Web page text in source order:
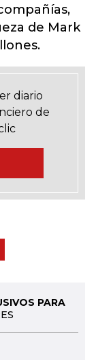
de Mark
diario
de
PARA